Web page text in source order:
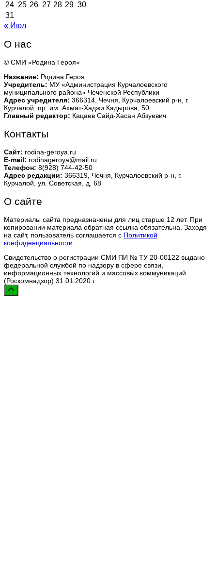
24 25 26 27 28 29 30
31
« Июл
О нас
© СМИ «Родина Героя»
Название: Родина Героя
Учредитель: МУ «Администрация Курчалоевского
муниципального района» Чеченской Республики
Адрес учредителя: 366314, Чечня, Курчалоевский р-н, г.
Курчалой, пр. им. Ахмат-Хаджи Кадырова, 50
Главный редактор: Кацаев Сайд-Хасан Абзуевич
Контакты
Сайт: rodina-geroya.ru
E-mail: rodinageroya@mail.ru
Телефон: 8(928) 744-42-50
Адрес редакции: 366319, Чечня, Курчалоевский р-н, г.
Курчалой, ул. Советская, д. 68
О сайте
Материалы сайта предназначены для лиц старше 12 лет. При
копировании материала обратная ссылка обязательна. Заходя
на сайт, пользователь соглашается с Политикой
конфиденциальности